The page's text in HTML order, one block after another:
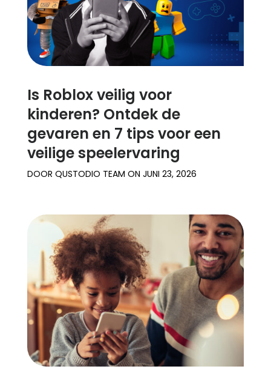
Is Roblox veilig voor
kinderen? Ontdek de
gevaren en 7 tips voor een
veilige speelervaring
DOOR QUSTODIO TEAM ON JUNI 23, 2026